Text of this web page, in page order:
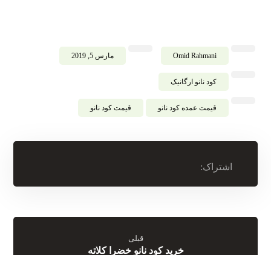
Omid Rahmani مارس 5, 2019
کود نانو ارگانیک
قیمت عمده کود نانو قیمت کود نانو
قبلی
خرید کود نانو خضرا کلاته